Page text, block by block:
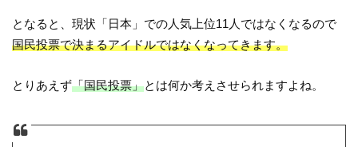
となると、現状「日本」での人気上位11人ではなくなるので
国民投票で決まるアイドルではなくなってきます。
とりあえず「国民投票」とは何か考えさせられますよね。